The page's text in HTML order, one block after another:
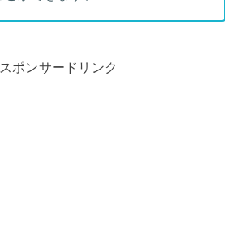
スポンサードリンク